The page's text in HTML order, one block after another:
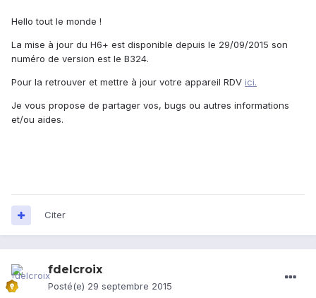
Hello tout le monde !
La mise à jour du H6+ est disponible depuis le 29/09/2015 son
numéro de version est le B324.
Pour la retrouver et mettre à jour votre appareil RDV ici.
Je vous propose de partager vos, bugs ou autres informations
et/ou aides.
Citer
fdelcroix
Posté(e) 29 septembre 2015